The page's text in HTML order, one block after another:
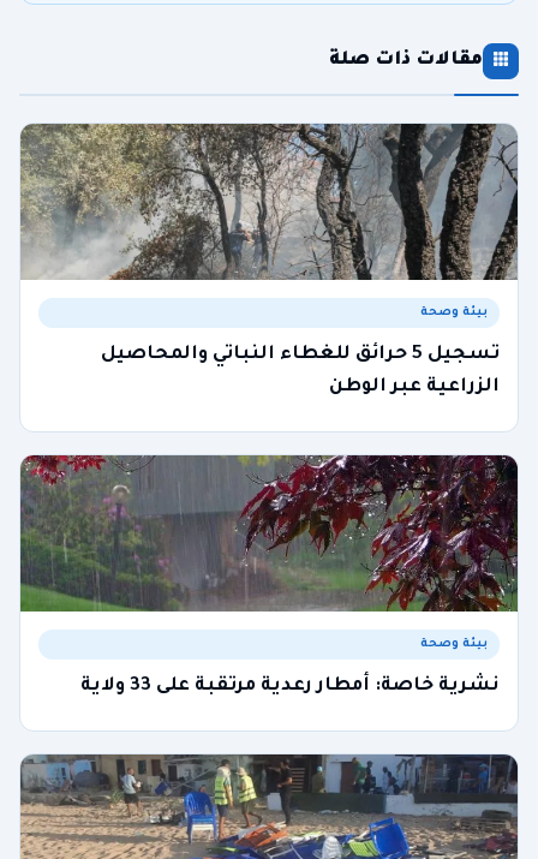
مقالات ذات صلة
بيئة وصحة
تسجيل 5 حرائق للغطاء النباتي والمحاصيل
الزراعية عبر الوطن
بيئة وصحة
نشرية خاصة: أمطار رعدية مرتقبة على 33 ولاية